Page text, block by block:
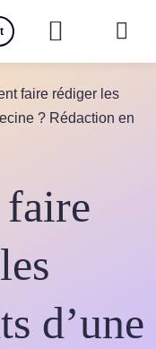
faire rédiger les
? Rédaction en
d’une